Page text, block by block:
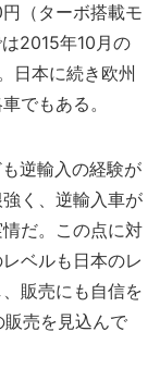
（ターボ搭載モ
2015年10月の
日本に続き欧州
でもある。
逆輸入の経験が
く、逆輸入車が
だ。この点に対
ベルも日本のレ
販売にも自信を
売を見込んで